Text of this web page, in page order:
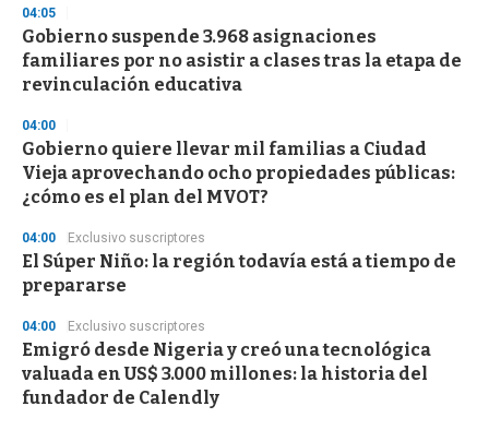
s
e
c
o
n
04:05
Gobierno suspende 3.968 asignaciones
familiares por no asistir a clases tras la etapa de
revinculación educativa
04:00
Gobierno quiere llevar mil familias a Ciudad
Vieja aprovechando ocho propiedades públicas:
¿cómo es el plan del MVOT?
04:00 Exclusivo suscriptores
El Súper Niño: la región todavía está a tiempo de
prepararse
04:00 Exclusivo suscriptores
Emigró desde Nigeria y creó una tecnológica
valuada en US$ 3.000 millones: la historia del
fundador de Calendly